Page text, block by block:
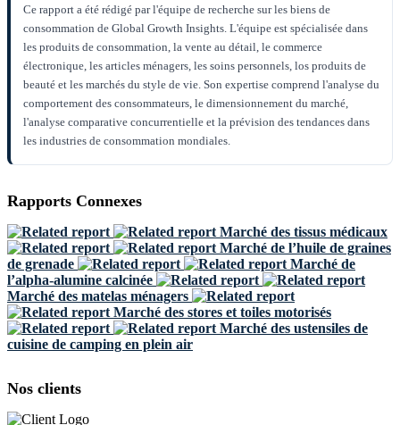
Ce rapport a été rédigé par l'équipe de recherche sur les biens de
consommation de Global Growth Insights. L'équipe est spécialisée dans
les produits de consommation, la vente au détail, le commerce
électronique, les articles ménagers, les soins personnels, los produits de
beauté et les marchés du style de vie. Son expertise comprend l'analyse du
comportement des consommateurs, le dimensionnement du marché,
l'analyse comparative concurrentielle et la prévision des tendances dans
les industries de consommation mondiales.
Rapports Connexes
Marché des tissus médicaux
Marché de l’huile de graines
de grenade
Marché de
l’alpha-alumine calcinée
Marché des matelas ménagers
Marché des stores et toiles motorisés
Marché des ustensiles de
cuisine de camping en plein air
Nos clients